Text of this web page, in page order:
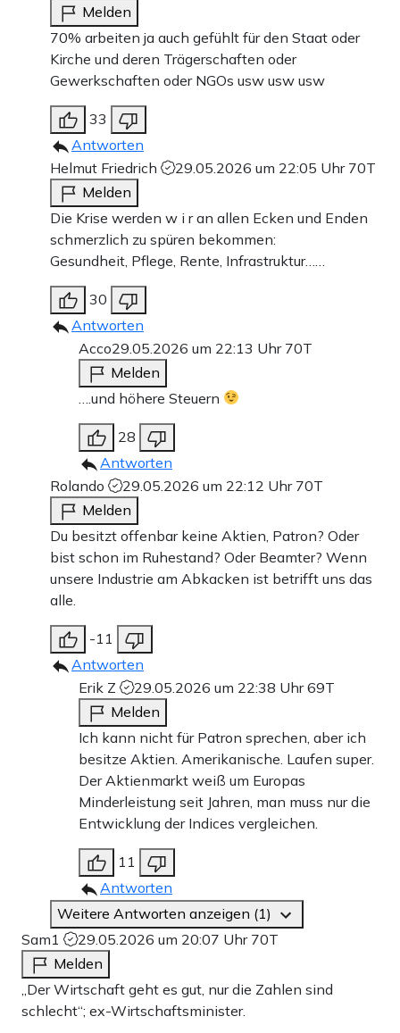
Melden
70% arbeiten ja auch gefühlt für den Staat oder
Kirche und deren Trägerschaften oder
Gewerkschaften oder NGOs usw usw usw
33
Antworten
Helmut Friedrich
29.05.2026 um 22:05 Uhr 70T
Melden
Die Krise werden w i r an allen Ecken und Enden
schmerzlich zu spüren bekommen:
Gesundheit, Pflege, Rente, Infrastruktur……
30
Antworten
Acco29.05.2026 um 22:13 Uhr 70T
Melden
….und höhere Steuern
28
Antworten
Rolando
29.05.2026 um 22:12 Uhr 70T
Melden
Du besitzt offenbar keine Aktien, Patron? Oder
bist schon im Ruhestand? Oder Beamter? Wenn
unsere Industrie am Abkacken ist betrifft uns das
alle.
-11
Antworten
Erik Z
29.05.2026 um 22:38 Uhr69T
Melden
Ich kann nicht für Patron sprechen, aber ich
besitze Aktien. Amerikanische. Laufen super.
Der Aktienmarkt weiß um Europas
Minderleistung seit Jahren, man muss nur die
Entwicklung der Indices vergleichen.
11
Antworten
Weitere Antworten anzeigen (1)
Sam1
29.05.2026 um 20:07 Uhr 70T
Melden
„Der Wirtschaft geht es gut, nur die Zahlen sind
schlecht“; ex-Wirtschaftsminister.